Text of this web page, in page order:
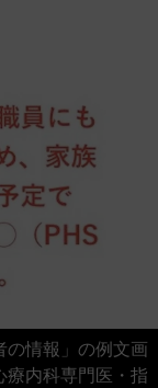
の情報」の例文画
内科専門医・指